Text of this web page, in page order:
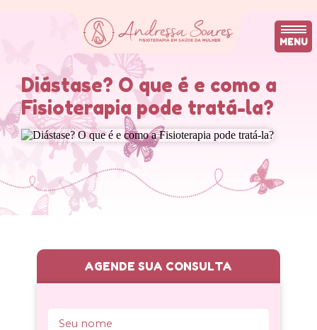
MENU
Diástase? O que é e como a
Fisioterapia pode tratá-la?
AGENDE SUA CONSULTA